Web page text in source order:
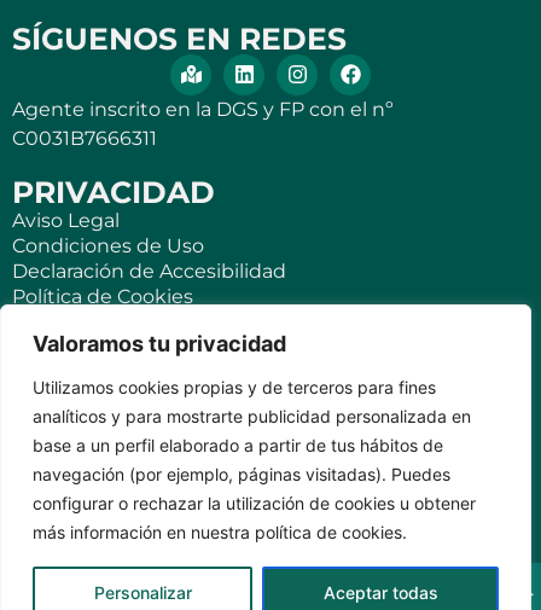
Valoramos tu privacidad
Utilizamos cookies propias y de terceros para fines
analíticos y para mostrarte publicidad personalizada en
base a un perfil elaborado a partir de tus hábitos de
navegación (por ejemplo, páginas visitadas). Puedes
configurar o rechazar la utilización de cookies u obtener
más información en nuestra política de cookies.
Personalizar Aceptar todas
SÍGUENOS EN REDES
Agente inscrito en la DGS y FP con el nº
C0031B7666311
PRIVACIDAD
Aviso Legal
Condiciones de Uso
Declaración de Accesibilidad
Política de Cookies
SEGUROS
Para ti
Negocios y PYMES
Seguro de viaje
Seguro para Viviendas Vacacionales
Seguro para teléfonos móviles
KVILAR AGENTE CASER SANTA CRUZ DE TENERIFE Av.